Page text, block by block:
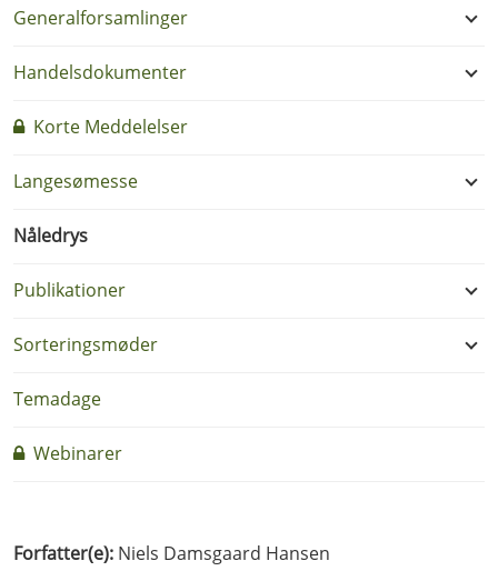
Generalforsamlinger
Handelsdokumenter
Korte Meddelelser
Langesømesse
Nåledrys
Publikationer
Sorteringsmøder
Temadage
Webinarer
Forfatter(e): Niels Damsgaard Hansen